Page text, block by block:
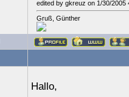
edited by gkreuz on 1/30/2005
Gruß, Günther
Hallo,